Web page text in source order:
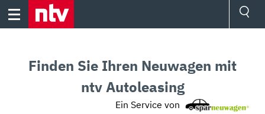
Skip
Finden Sie Ihren Neuwagen mit
ntv Autoleasing
Ein Service von